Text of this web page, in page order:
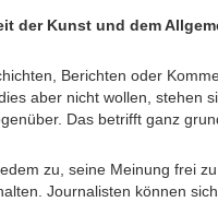
der Kunst und dem
Berichten oder
aber nicht wollen, stehen
Das betrifft ganz
zu, seine Meinung frei
Journalisten können